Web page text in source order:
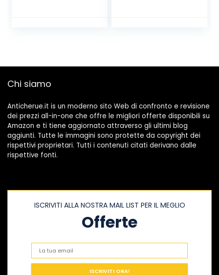
Chi siamo
Anticherue.it is un moderno sito Web di confronto e revisione
dei prezzi all-in-one che offre le migliori offerte disponibili su
Amazon e ti tiene aggiornato attraverso gli ultimi blog
aggiunti. Tutte le immagini sono protette da copyright dei
rispettivi proprietari. Tutti i contenuti citati derivano dalle
rispettive fonti.
ISCRIVITI ALLA NOSTRA MAIL LIST PER IL MEGLIO
Offerte